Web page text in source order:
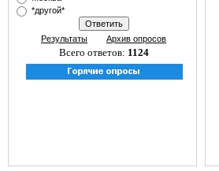
*другой*
Результаты Архив опросов
Всего ответов: 1124